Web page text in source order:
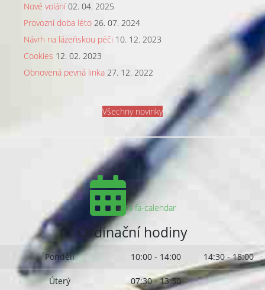
Nové volání 02. 04. 2025
Provozní doba léto 26. 07. 2024
Návrh na lázeňskou péči 10. 12. 2023
Cookies 12. 02. 2023
Obnovená pevná linka 27. 12. 2022
Všechny novinky
fa fa-calendar
Ordinační hodiny
Pondělí 10:00 - 14:00 14:30 - 18:00
Úterý 07:30 - 13:30